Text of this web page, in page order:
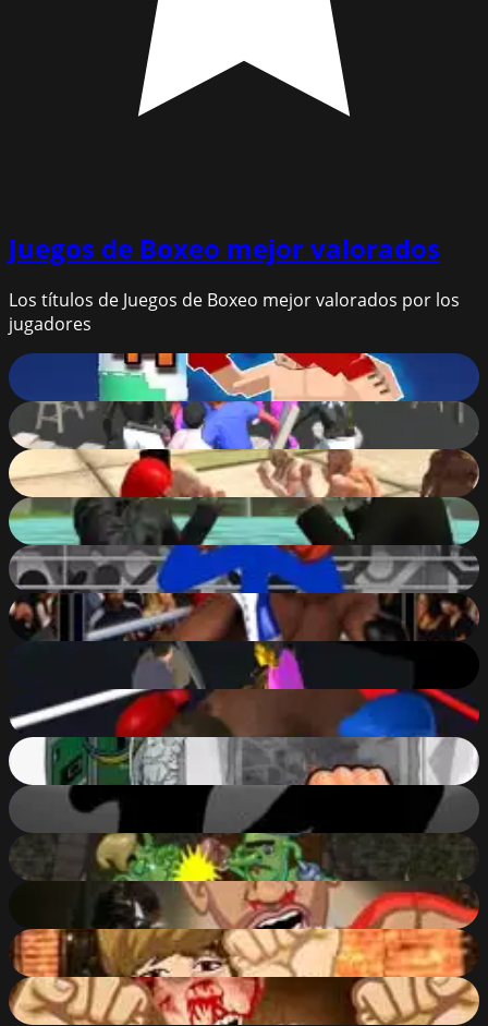
Juegos de Boxeo mejor valorados
Los títulos de Juegos de Boxeo mejor valorados por los
jugadores
Boxing Legend Simulator 2077
87
The Night Of Fight 2: Brawl in a CyberPub
84%
Brawls.io
81%
Mad City Matrix
81 %
Stickman Boxing KO Champion
73%
Ultimate Boxing
69%
The Night Of Fight
69
Super Boxing
64%
PC Breakdown
62
Knock Out Memories
56
Troll Boxing
52 %
Epic Celeb Brawl - Drake
50
Epic Celeb Brawl - Bieber
45%
Epic Celeb Brawl
44%